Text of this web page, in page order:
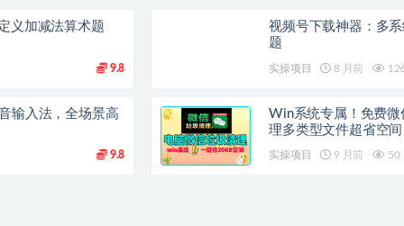
义加减法算术题
9.8
视频号下载神器：多
题
实操项目 8 月前
输入法，全场景高
9.8
Win系统专属！免费
理多类型文件超省空间
实操项目 9 月前 50